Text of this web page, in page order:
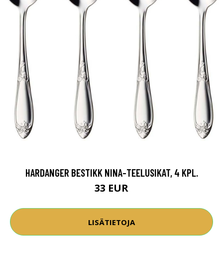
HARDANGER BESTIKK NINA-TEELUSIKAT, 4 KPL.
33 EUR
LISÄTIETOJA